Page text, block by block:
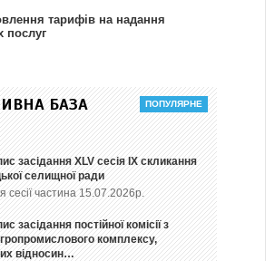
тарифів на надання
послуг
БАЗА
засідання ХLV сесія ІХ скликання
селищної ради
сесії частина 15.07.2026р.
засідання постійної комісії з
комплексу,
відносин…